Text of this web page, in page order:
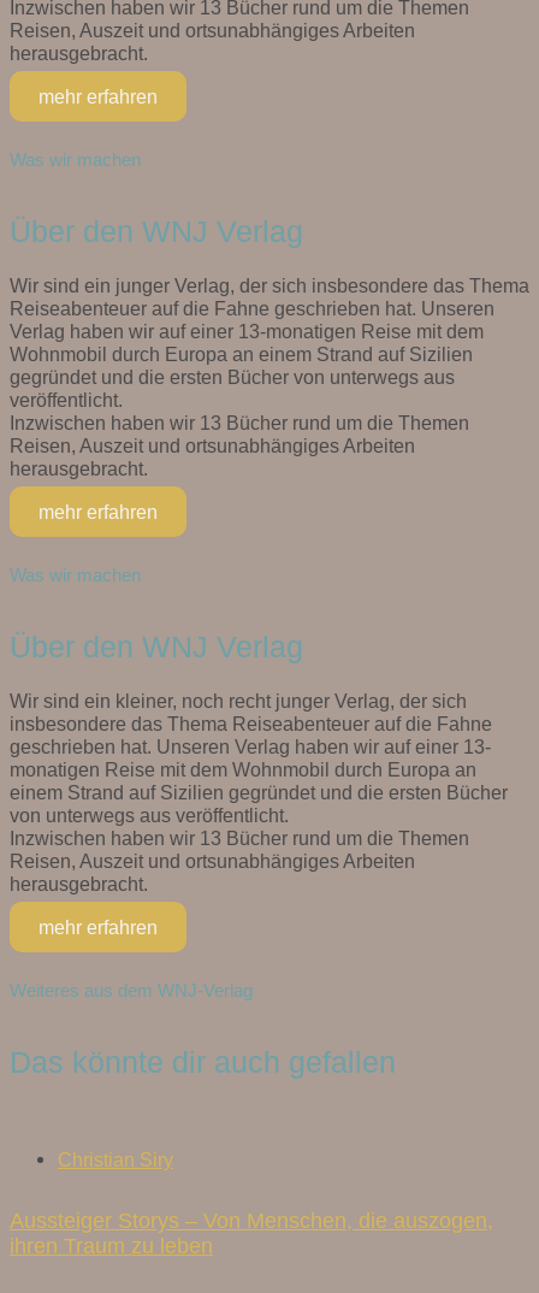
Inzwischen haben wir 13 Bücher rund um die Themen
Reisen, Auszeit und ortsunabhängiges Arbeiten
herausgebracht.
mehr erfahren
Was wir machen
Über den WNJ Verlag
Wir sind ein junger Verlag, der sich insbesondere das Thema
Reiseabenteuer auf die Fahne geschrieben hat. Unseren
Verlag haben wir auf einer 13-monatigen Reise mit dem
Wohnmobil durch Europa an einem Strand auf Sizilien
gegründet und die ersten Bücher von unterwegs aus
veröffentlicht.
Inzwischen haben wir 13 Bücher rund um die Themen
Reisen, Auszeit und ortsunabhängiges Arbeiten
herausgebracht.
mehr erfahren
Was wir machen
Über den WNJ Verlag
Wir sind ein kleiner, noch recht junger Verlag, der sich
insbesondere das Thema Reiseabenteuer auf die Fahne
geschrieben hat. Unseren Verlag haben wir auf einer 13-
monatigen Reise mit dem Wohnmobil durch Europa an
einem Strand auf Sizilien gegründet und die ersten Bücher
von unterwegs aus veröffentlicht.
Inzwischen haben wir 13 Bücher rund um die Themen
Reisen, Auszeit und ortsunabhängiges Arbeiten
herausgebracht.
mehr erfahren
Weiteres aus dem WNJ-Verlag
Das könnte dir auch gefallen
Christian Siry
Aussteiger Storys – Von Menschen, die auszogen,
ihren Traum zu leben